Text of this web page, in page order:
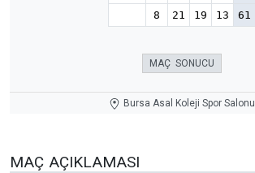
8
21 19 13 61
MAÇ SONUCU
Bursa Asal Koleji Spor Salonu
MAÇ AÇIKLAMASI